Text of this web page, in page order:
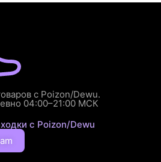
с Poizon/Dewu.
04:00–21:00 МСК
с Poizon/Dewu